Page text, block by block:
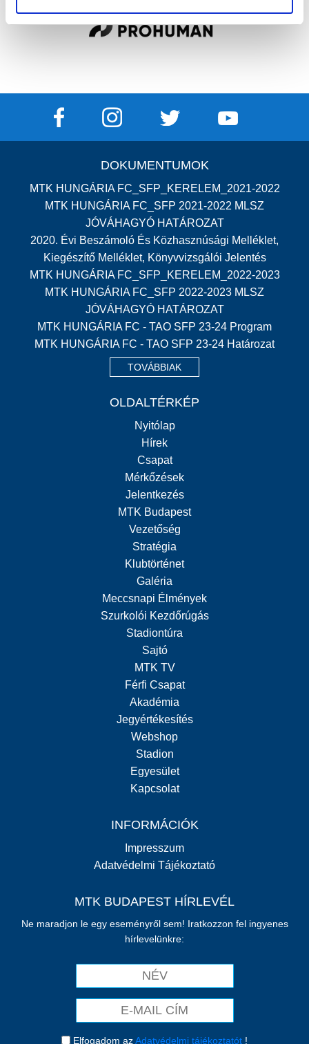
DOKUMENTUMOK
MTK HUNGÁRIA FC_SFP_KERELEM_2021-2022
MTK HUNGÁRIA FC_SFP 2021-2022 MLSZ
JÓVÁHAGYÓ HATÁROZAT
2020. Évi Beszámoló És Közhasznúsági Melléklet,
Kiegészítő Melléklet, Könyvvizsgálói Jelentés
MTK HUNGÁRIA FC_SFP_KERELEM_2022-2023
MTK HUNGÁRIA FC_SFP 2022-2023 MLSZ
JÓVÁHAGYÓ HATÁROZAT
MTK HUNGÁRIA FC - TAO SFP 23-24 Program
MTK HUNGÁRIA FC - TAO SFP 23-24 Határozat
TOVÁBBIAK
OLDALTÉRKÉP
Nyitólap
Hírek
Csapat
Mérkőzések
Jelentkezés
MTK Budapest
Vezetőség
Stratégia
Klubtörténet
Galéria
Meccsnapi Élmények
Szurkolói Kezdőrúgás
Stadiontúra
Sajtó
MTK TV
Férfi Csapat
Akadémia
Jegyértékesítés
Webshop
Stadion
Egyesület
Kapcsolat
INFORMÁCIÓK
Impresszum
Adatvédelmi Tájékoztató
MTK BUDAPEST HÍRLEVÉL
Ne maradjon le egy eseményről sem! Iratkozzon fel ingyenes
hírlevelünkre:
Elfogadom azAdatvédelmi tájékoztatót !